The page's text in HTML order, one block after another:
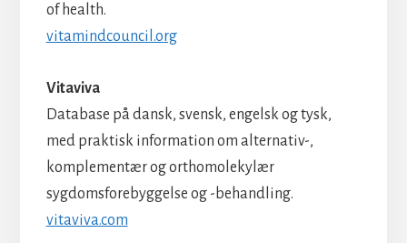
of health.
vitamindcouncil.org
Vitaviva
Database på dansk, svensk, engelsk og tysk,
med praktisk information om alternativ-,
komplementær og orthomolekylær
sygdomsforebyggelse og -behandling.
vitaviva.com